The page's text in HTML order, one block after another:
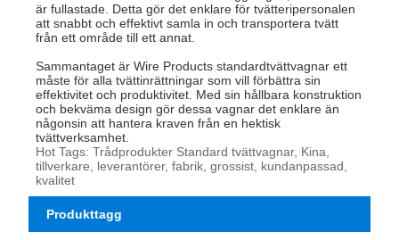
är fullastade. Detta gör det enklare för tvätteripersonalen
att snabbt och effektivt samla in och transportera tvätt
från ett område till ett annat.
Sammantaget är Wire Products standardtvättvagnar ett
måste för alla tvättinrättningar som vill förbättra sin
effektivitet och produktivitet. Med sin hållbara konstruktion
och bekväma design gör dessa vagnar det enklare än
någonsin att hantera kraven från en hektisk
tvättverksamhet.
Hot Tags: Trådprodukter Standard tvättvagnar, Kina,
tillverkare, leverantörer, fabrik, grossist, kundanpassad,
kvalitet
Produkttagg